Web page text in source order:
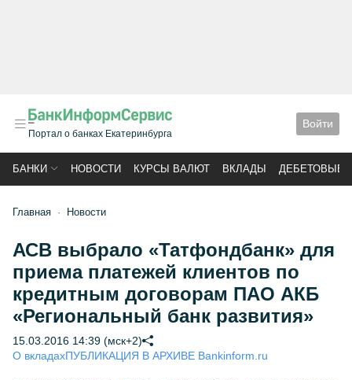
Портал о банках Екатеринбурга
Войти
БАНКИ НОВОСТИ КУРСЫ ВАЛЮТ ВКЛАДЫ ДЕБЕТОВЫЕ
Главная Новости
АСВ выбрало «Татфондбанк» для
приема платежей клиентов по
кредитным договорам ПАО АКБ
«Региональный банк развития»
15.03.2016 14:39 (мск+2)
О вкладахПУБЛИКАЦИЯ В АРХИВЕ Bankinform.ru